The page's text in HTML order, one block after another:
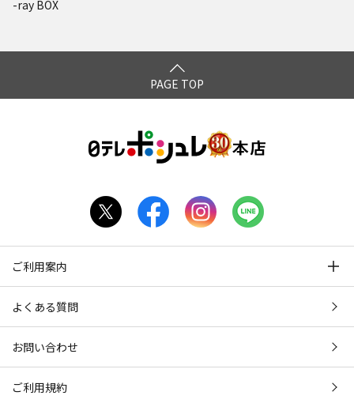
-ray BOX
PAGE TOP
ご利用案内
よくある質問
お問い合わせ
ご利用規約